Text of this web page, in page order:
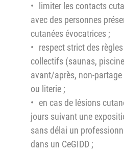
limiter les contacts
avec des personnes
cutanées évocatrices ;
respect strict des
collectifs (saunas,
avant/après, non-
ou literie ;
en cas de lésions
jours suivant une
sans délai un
dans un CeGIDD ;